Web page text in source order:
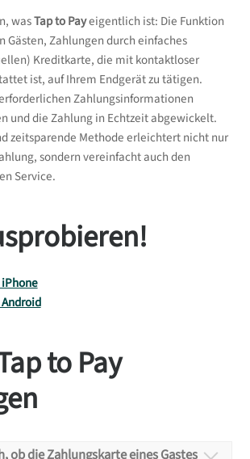
wasTap to Payeigentlich ist: Die Funktion
Gästen, Zahlungen durch einfaches
Kreditkarte, die mit kontaktloser
ist, auf Ihrem Endgerät zu tätigen.
Zahlungsinformationen
und die Zahlung in Echtzeit abgewickelt.
zeitsparende Methode erleichtert nicht nur
sondern vereinfacht auch den
Service.
iPhone
to Pay
ob die Zahlungskarte eines Gastes